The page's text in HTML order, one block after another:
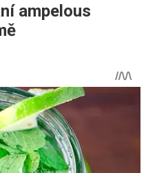
ampelous